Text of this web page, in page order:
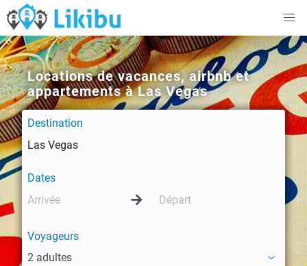
Locations de vacances, airbnb et
appartements à Las Vegas
Destination
Dates
Voyageurs
2 adultes